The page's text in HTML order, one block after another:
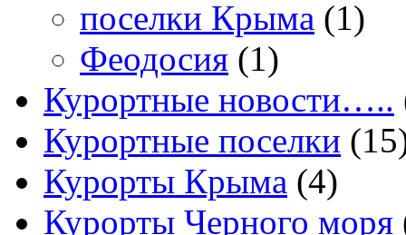
поселки Крыма (1)
Феодосия (1)
Курортные новости…..
Курортные поселки
Курорты Крыма (4)
Курорты Черного моря